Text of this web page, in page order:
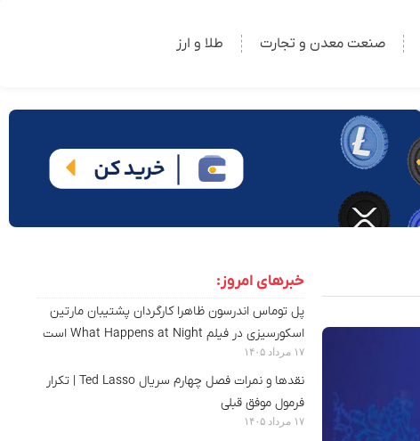
صنعت معدن و تجارت طلا و ارز
خبرهای امروز:
پل توماس اندرسون ظاهرا کارگردان پشتیبان مارتین
اسکورسیزی در فیلم What Happens at Night است
۱۷ مرداد ۱۴۰۵
نقدها و نمرات فصل چهارم سریال Ted Lasso | تکرار
فرمول موفق قبلی
۱۷ مرداد ۱۴۰۵